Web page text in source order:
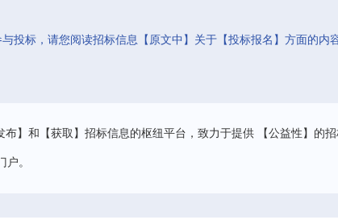
投标，请您阅读招标信息【原文中】关于【投标报名】方面的内
】和【获取】招标信息的枢纽平台，致力于提供 【公益性】的
。